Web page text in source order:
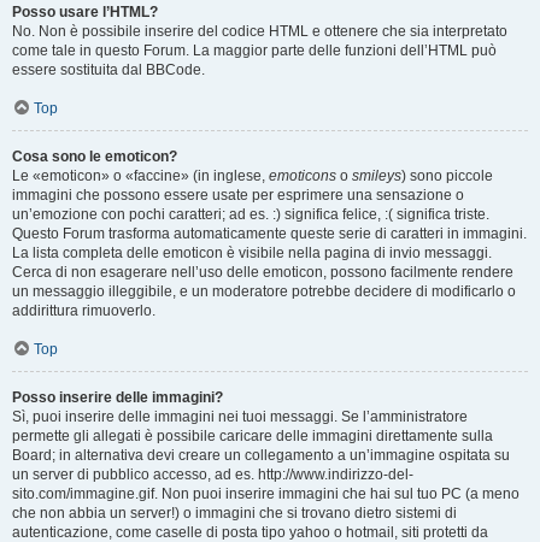
Posso usare l’HTML?
No. Non è possibile inserire del codice HTML e ottenere che sia interpretato
come tale in questo Forum. La maggior parte delle funzioni dell’HTML può
essere sostituita dal BBCode.
Top
Cosa sono le emoticon?
Le «emoticon» o «faccine» (in inglese, emoticons o smileys) sono piccole
immagini che possono essere usate per esprimere una sensazione o
un’emozione con pochi caratteri; ad es. :) significa felice, :( significa triste.
Questo Forum trasforma automaticamente queste serie di caratteri in immagini.
La lista completa delle emoticon è visibile nella pagina di invio messaggi.
Cerca di non esagerare nell’uso delle emoticon, possono facilmente rendere
un messaggio illeggibile, e un moderatore potrebbe decidere di modificarlo o
addirittura rimuoverlo.
Top
Posso inserire delle immagini?
Sì, puoi inserire delle immagini nei tuoi messaggi. Se l’amministratore
permette gli allegati è possibile caricare delle immagini direttamente sulla
Board; in alternativa devi creare un collegamento a un’immagine ospitata su
un server di pubblico accesso, ad es. http://www.indirizzo-del-
sito.com/immagine.gif. Non puoi inserire immagini che hai sul tuo PC (a meno
che non abbia un server!) o immagini che si trovano dietro sistemi di
autenticazione, come caselle di posta tipo yahoo o hotmail, siti protetti da